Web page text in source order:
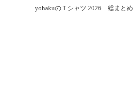
yohakuのＴシャツ 2026 総まとめ